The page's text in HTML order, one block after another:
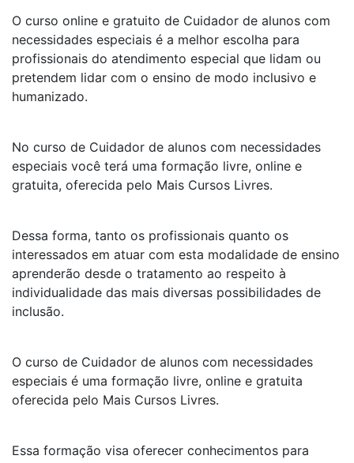
O curso online e gratuito de Cuidador de alunos com
necessidades especiais é a melhor escolha para
profissionais do atendimento especial que lidam ou
pretendem lidar com o ensino de modo inclusivo e
humanizado.
No curso de Cuidador de alunos com necessidades
especiais você terá uma formação livre, online e
gratuita, oferecida pelo Mais Cursos Livres.
Dessa forma, tanto os profissionais quanto os
interessados em atuar com esta modalidade de ensino
aprenderão desde o tratamento ao respeito à
individualidade das mais diversas possibilidades de
inclusão.
O curso de Cuidador de alunos com necessidades
especiais é uma formação livre, online e gratuita
oferecida pelo Mais Cursos Livres.
Essa formação visa oferecer conhecimentos para